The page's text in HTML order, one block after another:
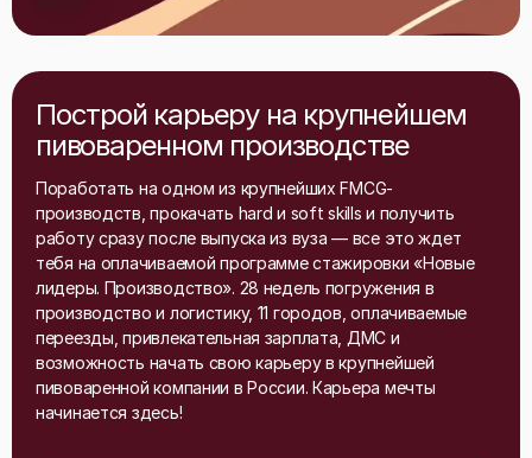
Построй карьеру на крупнейшем
пивоваренном производстве
Поработать на одном из крупнейших FMCG-
производств, прокачать hard и soft skills и получить
работу сразу после выпуска из вуза — все это ждет
тебя на оплачиваемой программе стажировки «Новые
лидеры. Производство». 28 недель погружения в
производство и логистику, 11 городов, оплачиваемые
переезды, привлекательная зарплата, ДМС и
возможность начать свою карьеру в крупнейшей
пивоваренной компании в России. Карьера мечты
начинается здесь!